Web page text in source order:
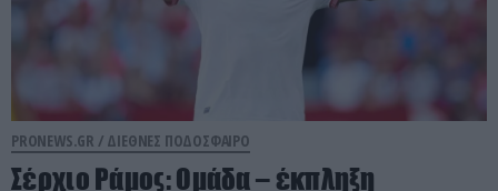
PRONEWS.GR / ΔΙΕΘΝΕΣ ΠΟΔΟΣΦΑΙΡΟ
Σέρχιο Ράμος: Ομάδα – έκπληξη